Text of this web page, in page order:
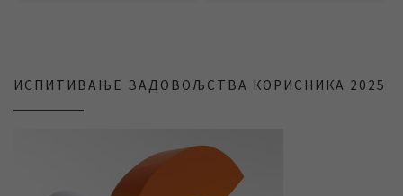
ИСПИТИВАЊЕ ЗАДОВОЉСТВА КОРИСНИКА 2025